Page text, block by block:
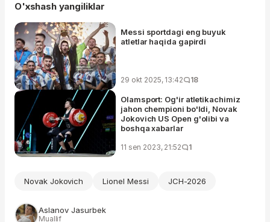
O'xshash yangiliklar
Messi sportdagi eng buyuk
atletlar haqida gapirdi
29 okt 2025, 13:42 18
Olamsport: Og'ir atletikachimiz
jahon chempioni bo'ldi, Novak
Jokovich US Open g'olibi va
boshqa xabarlar
11 sen 2023, 21:52 1
Novak Jokovich Lionel Messi JCH-2026
Aslanov Jasurbek
Muallif